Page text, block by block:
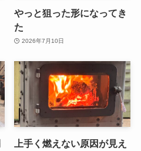
やっと狙った形になってき
た
2026年7月10日
上手く燃えない原因が見え